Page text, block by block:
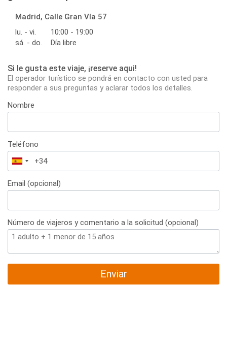
Madrid, Calle Gran Vía 57
lu. - vi.
10:00 - 19:00
sá. - do.
Día libre
Si le gusta este viaje, ¡reserve aqui!
El operador turístico se pondrá en contacto con usted para
responder a sus preguntas y aclarar todos los detalles.
Nombre
Teléfono
España
+34
Email (opcional)
Número de viajeros y comentario a la solicitud (opcional)
Enviar